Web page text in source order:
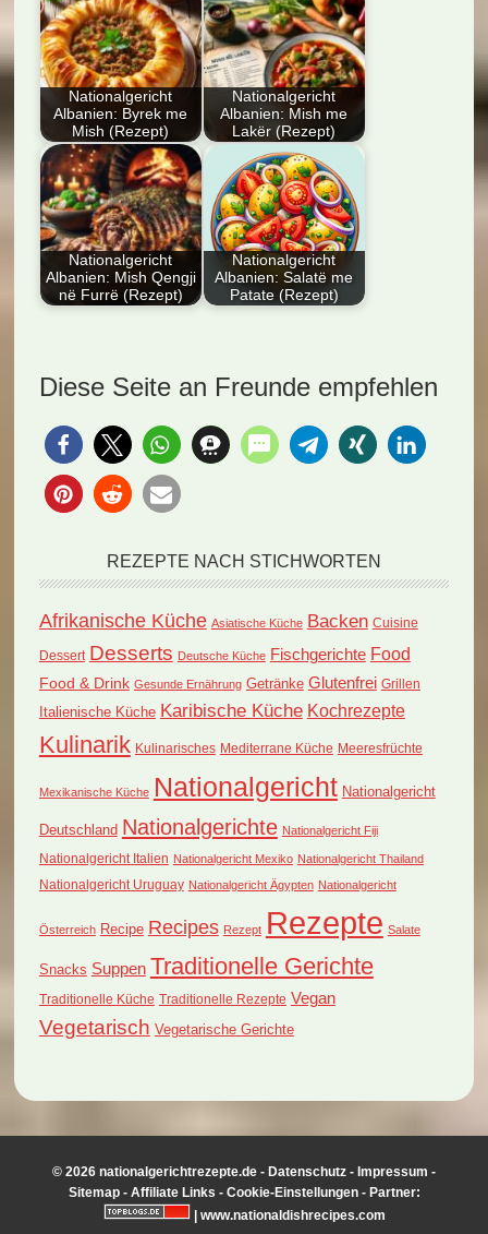
Nationalgericht
Albanien: Byrek me
Mish (Rezept)
Dieser Artikel
präsentiert das
traditionelle albanische
Gericht Byrek me
Mish,…
Nationalgericht
Albanien: Mish me
Lakër (Rezept)
Entdecken Sie das
Nationalgericht
Albanien: Mish me
Lakër (Rezept) –…
Nationalgericht
Albanien: Mish Qengji
në Furrë (Rezept)
albanischen Gerichts
Mish Qengji…
Nationalgericht
Albanien: Salatë me
Patate (Rezept)
Patate (Rezept).
Dieses…
Diese Seite an Freunde empfehlen
REZEPTE NACH STICHWORTEN
Afrikanische Küche Asiatische Küche Backen Cuisine
Dessert Desserts Deutsche Küche Fischgerichte Food
Food & Drink Gesunde Ernährung Getränke Glutenfrei Grillen
Italienische Küche Karibische Küche Kochrezepte
Kulinarik Kulinarisches Mediterrane Küche Meeresfrüchte
Mexikanische Küche Nationalgericht Nationalgericht
Deutschland Nationalgerichte Nationalgericht Fiji
Nationalgericht Italien Nationalgericht Mexiko Nationalgericht Thailand
Nationalgericht Uruguay Nationalgericht Ägypten Nationalgericht
Österreich Recipe Recipes Rezept Rezepte Salate
Snacks Suppen Traditionelle Gerichte
Traditionelle Küche Traditionelle Rezepte Vegan
Vegetarisch Vegetarische Gerichte
© 2026 nationalgerichtrezepte.de - Datenschutz - Impressum -
Sitemap- Affiliate Links - Cookie-Einstellungen- Partner:
www.nationaldishrecipes.com